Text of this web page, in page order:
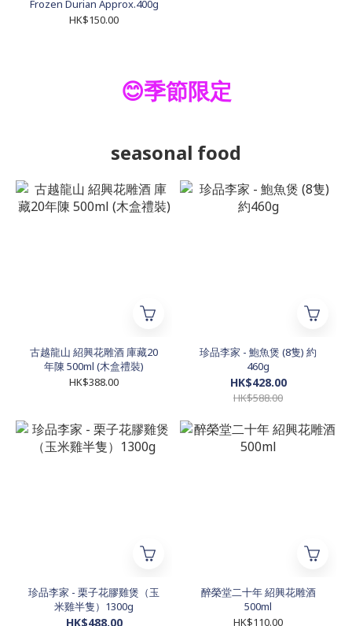
Frozen Durian Approx.400g
HK$150.00
😊季節限定
seasonal food
古越龍山 紹興花雕酒 庫藏20
年陳 500ml (木盒禮裝)
HK$388.00
珍品李家 - 鮑魚煲 (8隻) 約
460g
HK$428.00
HK$588.00
珍品李家 - 栗子花膠雞煲（玉
米雞半隻）1300g
HK$488.00
醉榮堂二十年 紹興花雕酒
500ml
HK$110.00